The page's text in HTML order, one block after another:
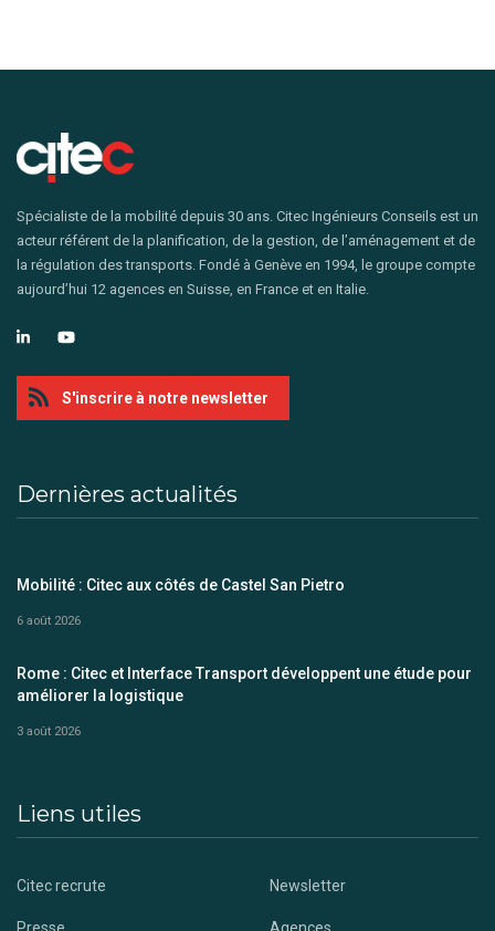
Spécialiste de la mobilité depuis 30 ans. Citec Ingénieurs Conseils est un
acteur référent de la planification, de la gestion, de l’aménagement et de
la régulation des transports. Fondé à Genève en 1994, le groupe compte
aujourd’hui 12 agences en Suisse, en France et en Italie.
S'inscrire à notre newsletter
Dernières actualités
Mobilité : Citec aux côtés de Castel San Pietro
6 août 2026
Rome : Citec et Interface Transport développent une étude pour
améliorer la logistique
3 août 2026
Liens utiles
Citec recrute Newsletter